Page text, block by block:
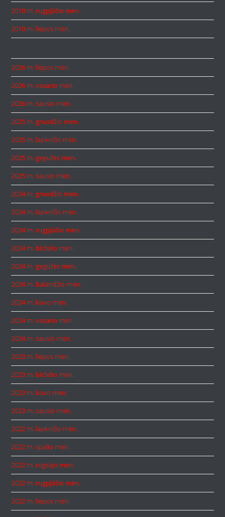
2010 m. rugpjūčio mėn.
2010 m. liepos mėn.
2026 m. liepos mėn.
2026 m. vasario mėn.
2026 m. sausio mėn.
2025 m. gruodžio mėn.
2025 m. lapkričio mėn.
2025 m. gegužės mėn.
2025 m. sausio mėn.
2024 m. gruodžio mėn.
2024 m. lapkričio mėn.
2024 m. rugpjūčio mėn.
2024 m. birželio mėn.
2024 m. gegužės mėn.
2024 m. balandžio mėn.
2024 m. kovo mėn.
2024 m. vasario mėn.
2024 m. sausio mėn.
2023 m. liepos mėn.
2023 m. birželio mėn.
2023 m. kovo mėn.
2023 m. sausio mėn.
2022 m. lapkričio mėn.
2022 m. spalio mėn.
2022 m. rugsėjo mėn.
2022 m. rugpjūčio mėn.
2022 m. liepos mėn.